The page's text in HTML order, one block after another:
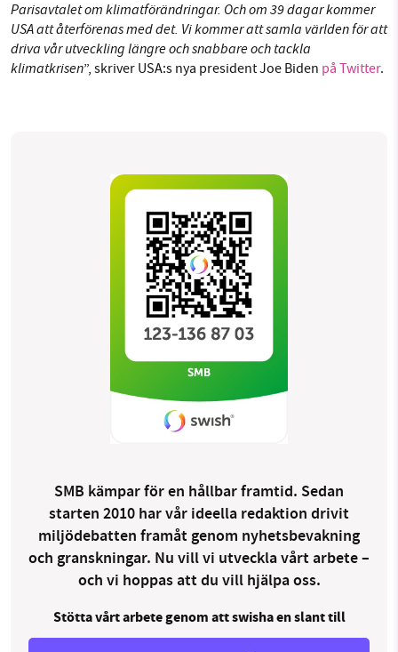
Parisavtalet om klimatförändringar. Och om 39 dagar kommer
USA att återförenas med det. Vi kommer att samla världen för att
driva vår utveckling längre och snabbare och tackla
klimatkrisen”, skriver USA:s nya president Joe Biden på Twitter.
SMB kämpar för en hållbar framtid. Sedan
starten 2010 har vår ideella redaktion drivit
miljödebatten framåt genom nyhetsbevakning
och granskningar. Nu vill vi utveckla vårt arbete –
och vi hoppas att du vill hjälpa oss.
Stötta vårt arbete genom att swisha en slant till
miljödebatten framåt genom
nyhetsbevakning och granskningar. Nu vill vi
utveckla vårt arbete – och vi hoppas att du
vill hjälpa oss.